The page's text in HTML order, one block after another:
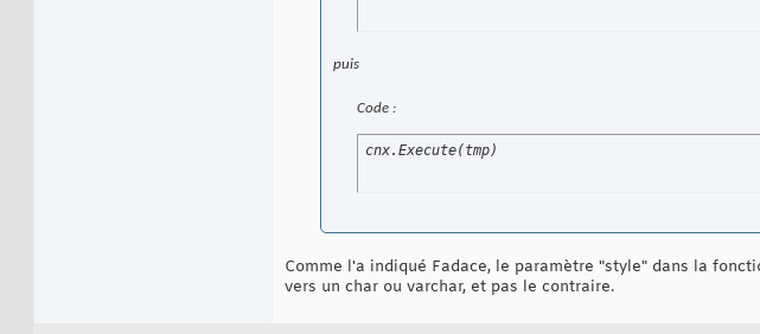
puis
Code :
cnx.Execute(tmp)
Comme l'a indiqué Fadace, le paramètre "style" dans la
vers un char ou varchar, et pas le contraire.